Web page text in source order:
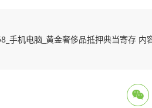
手机电脑_黄金奢侈品抵押典当寄存 内